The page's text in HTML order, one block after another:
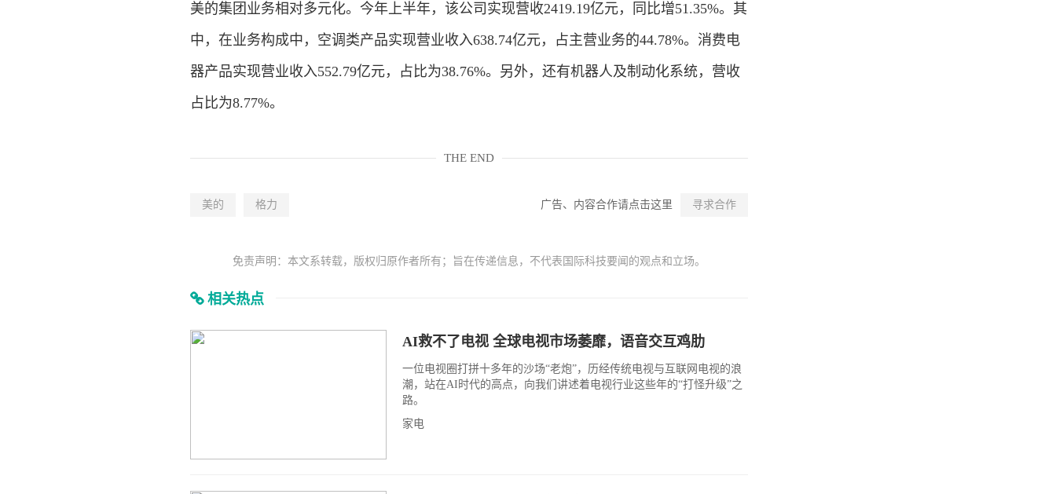
美的集团业务相对多元化。今年上半年，该公司实现营收2419.19亿元，同比增51.35%。其
中，在业务构成中，空调类产品实现营业收入638.74亿元，占主营业务的44.78%。消费电
器产品实现营业收入552.79亿元，占比为38.76%。另外，还有机器人及制动化系统，营收
占比为8.77%。
THE END
广告、内容合作请点击这里 寻求合作
美的 格力
免责声明：本文系转载，版权归原作者所有；旨在传递信息，不代表国际科技要闻的观点和立场。
相关热点
AI救不了电视 全球电视市场萎靡，语音交互鸡肋
一位电视圈打拼十多年的沙场“老炮”，历经传统电视与互联网电视的浪
潮，站在AI时代的高点，向我们讲述着电视行业这些年的“打怪升级”之
路。
家电